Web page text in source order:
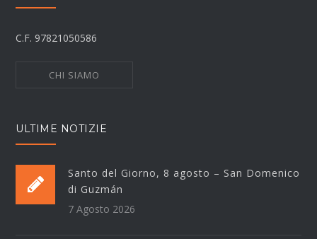
C.F. 97821050586
CHI SIAMO
ULTIME NOTIZIE
Santo del Giorno, 8 agosto – San Domenico
di Guzmán
7 Agosto 2026